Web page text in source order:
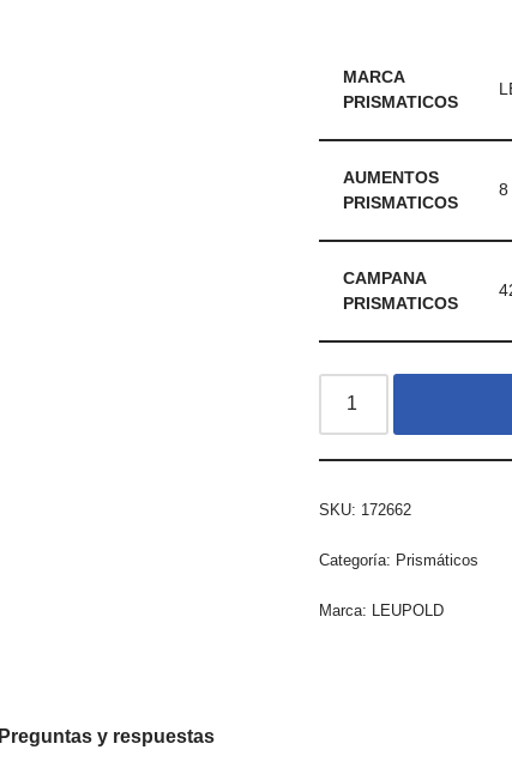
MARCA
PRISMATICOS
AUMENTOS
PRISMATICOS
8
CAMPANA
PRISMATICOS
SKU: 172662
Categoría: Prismáticos
Marca: LEUPOLD
Preguntas y respuestas